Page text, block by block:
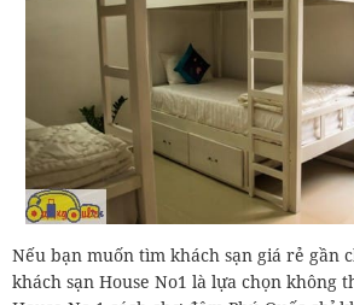
Nếu bạn muốn tìm khách sạn giá rẻ gần
khách sạn House No1 là lựa chọn không